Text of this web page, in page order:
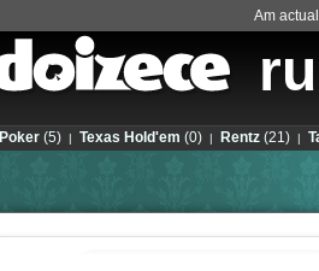
Am
Poker (5) | Texas Hold'em (0) | Rentz (21) |